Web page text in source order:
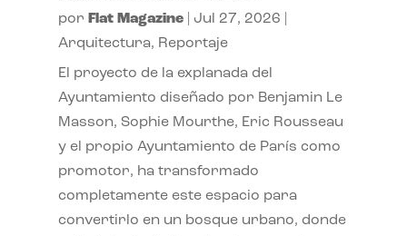
por Flat Magazine| Jul 27, 2026
Arquitectura, Reportaje
El proyecto de la explanada del
Ayuntamiento diseñado por Benjamin Le
Masson, Sophie Mourthe, Eric Rousseau
y el propio Ayuntamiento de París como
promotor, ha transformado
completamente este espacio para
convertirlo en un bosque urbano, donde